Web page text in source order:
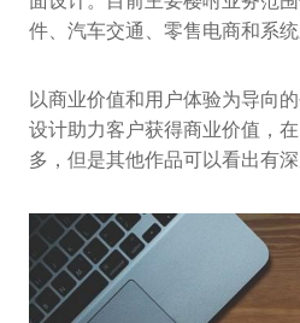
件、汽车交通、零售电商和系统
以商业价值和用户体验为导向
设计助力客户获得商业价值，
多，但是其他作品可以看出有深